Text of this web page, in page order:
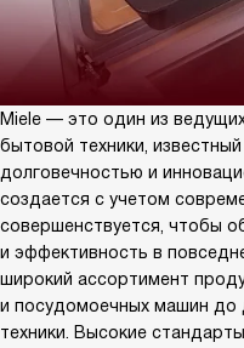
Miele — это один из
бытовой техники,
долговечностью и
создается с учетом
совершенствуется, чтобы
и эффективность в
широкий ассортимент
и посудомоечных машин до
техники. Высокие